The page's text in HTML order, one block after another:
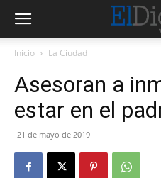
Inicio La Ciudad
Asesoran a
estar en el
21 de mayo de 2019